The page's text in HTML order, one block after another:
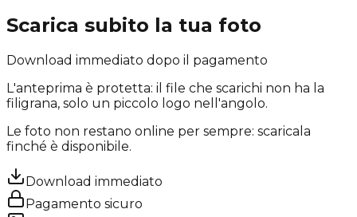
Scarica subito la tua foto
Download immediato dopo il pagamento
L'anteprima è protetta: il file che scarichi non ha la
filigrana, solo un piccolo logo nell'angolo.
Le foto non restano online per sempre: scaricala
finché è disponibile.
Download immediato
Pagamento sicuro